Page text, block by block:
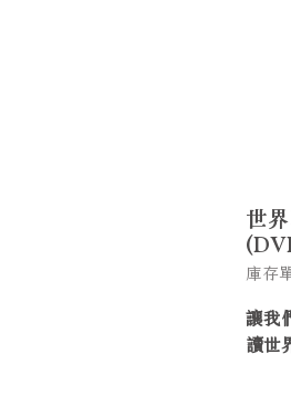
世
庫存
讓我
讀世